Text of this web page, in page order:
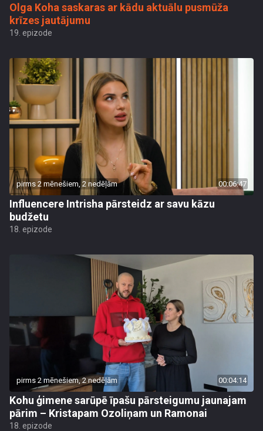
Olga Koha saskaras ar kādu aktuālu pusmūža
krīzes jautājumu
19. epizode
pirms 2 mēnešiem, 2 nedēļām 00:06:47
Influencere Intrisha pārsteidz ar savu kāzu
budžetu
18. epizode
pirms 2 mēnešiem, 2 nedēļām 00:04:14
Kohu ģimene sarūpē īpašu pārsteigumu jaunajam
pārim – Kristapam Ozoliņam un Ramonai
18. epizode